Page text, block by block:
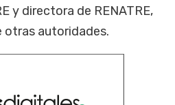
y directora de RENATRE,
otras autoridades.